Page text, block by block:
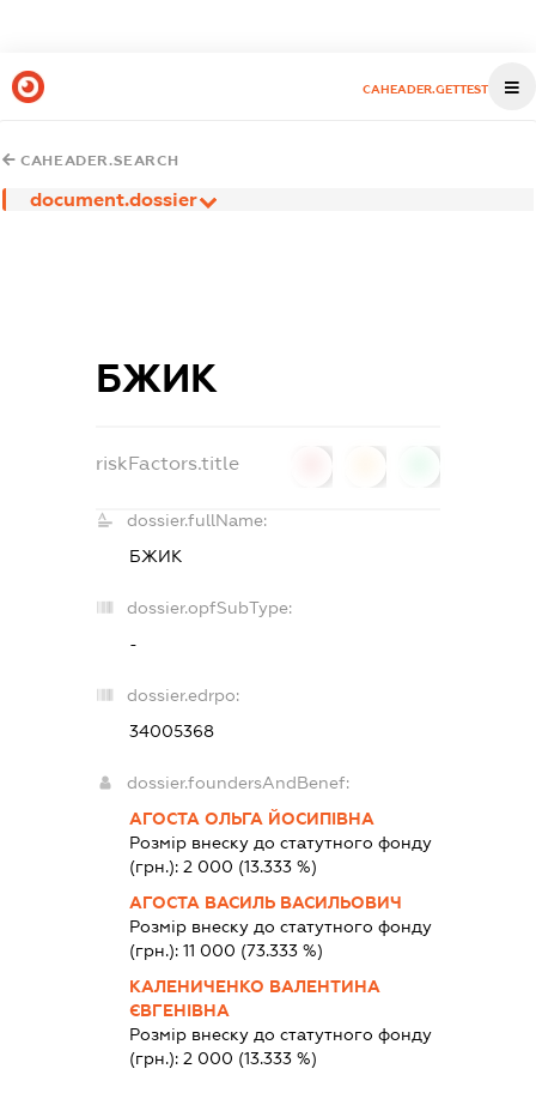
CAHEADER.GETTEST
CAHEADER.SEARCH
document.dossier
БЖИК
riskFactors.title
dossier.fullName:
БЖИК
dossier.opfSubType:
-
dossier.edrpo:
34005368
dossier.foundersAndBenef:
АГОСТА ОЛЬГА ЙОСИПІВНА
Розмір внеску до статутного фонду
(грн.):2 000 (13.333 %)
АГОСТА ВАСИЛЬ ВАСИЛЬОВИЧ
Розмір внеску до статутного фонду
(грн.):11 000 (73.333 %)
КАЛЕНИЧЕНКО ВАЛЕНТИНА
ЄВГЕНІВНА
Розмір внеску до статутного фонду
(грн.):2 000 (13.333 %)